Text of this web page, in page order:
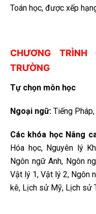
Toán học, được xếp
CHƯƠNG
TRƯỜNG
Tự chọn môn học
Ngoại ngữ: Tiếng
Các khóa học Nâng
Hóa học, Nguyên lý
Ngôn ngữ Anh, Ngôn
Vật lý 1, Vật lý 2, Ngôn
kê, Lịch sử Mỹ, Lịch sử